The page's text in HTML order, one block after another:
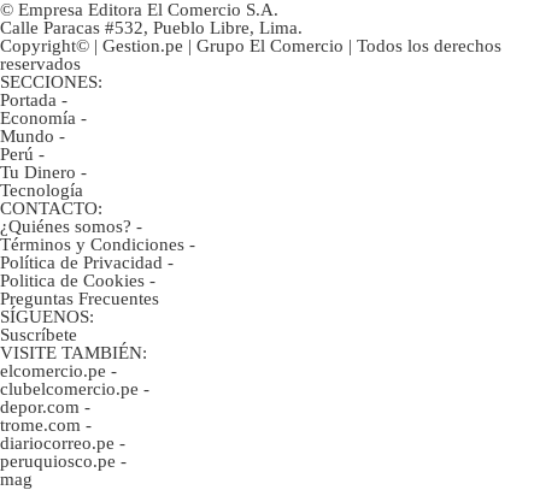
© Empresa Editora El Comercio S.A.
Calle Paracas #532, Pueblo Libre, Lima.
Copyright© | Gestion.pe | Grupo El Comercio | Todos los derechos
reservados
SECCIONES:
Portada -
Economía -
Mundo -
Perú -
Tu Dinero -
Tecnología
CONTACTO:
¿Quiénes somos? -
Términos y Condiciones -
Política de Privacidad -
Politica de Cookies -
Preguntas Frecuentes
SÍGUENOS:
Suscríbete
VISITE TAMBIÉN:
elcomercio.pe -
clubelcomercio.pe -
depor.com -
trome.com -
diariocorreo.pe -
peruquiosco.pe -
mag